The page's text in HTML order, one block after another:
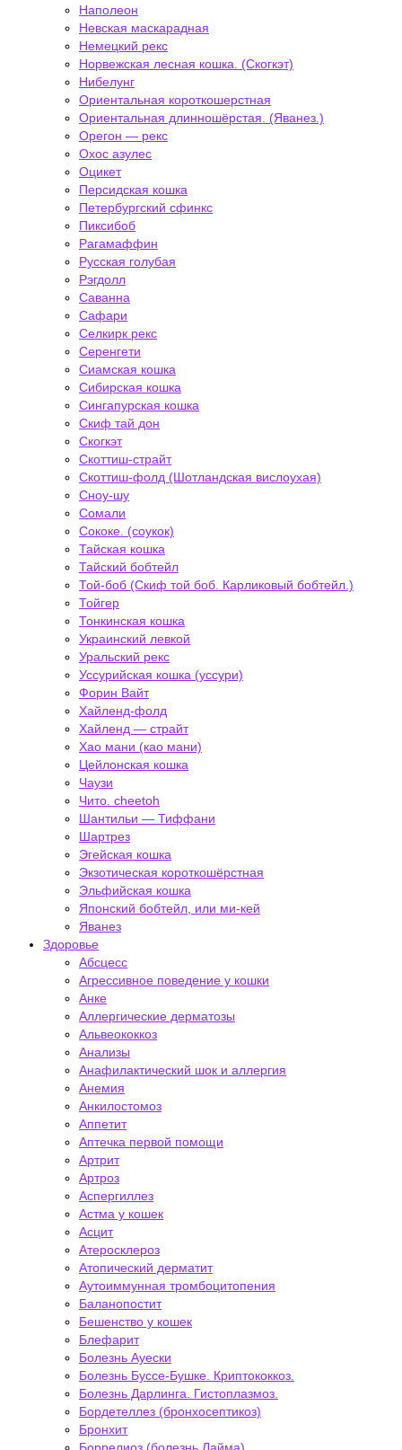
Наполеон
Невская маскарадная
Немецкий рекс
Норвежская лесная кошка. (Скогкэт)
Нибелунг
Ориентальная короткошерстная
Ориентальная длинношёрстая. (Яванез.)
Орегон — рекс
Охос азулес
Оцикет
Персидская кошка
Петербургский сфинкс
Пиксибоб
Рагамаффин
Русская голубая
Рэгдолл
Саванна
Сафари
Селкирк рекс
Серенгети
Сиамская кошка
Сибирская кошка
Сингапурская кошка
Скиф тай дон
Скогкэт
Скоттиш-страйт
Скоттиш-фолд (Шотландская вислоухая)
Сноу-шу
Сомали
Сококе. (соукок)
Тайская кошка
Тайский бобтейл
Той-боб (Скиф той боб. Карликовый бобтейл.)
Тойгер
Тонкинская кошка
Украинский левкой
Уральский рекс
Уссурийская кошка (уссури)
Форин Вайт
Хайленд-фолд
Хайленд — страйт
Хао мани (као мани)
Цейлонская кошка
Чаузи
Чито. cheetoh
Шантильи — Тиффани
Шартрез
Эгейская кошка
Экзотическая короткошёрстная
Эльфийская кошка
Японский бобтейл, или ми-кей
Яванез
Здоровье
Абсцесс
Агрессивное поведение у кошки
Анке
Аллергические дерматозы
Альвеококкоз
Анализы
Анафилактический шок и аллергия
Анемия
Анкилостомоз
Аппетит
Аптечка первой помощи
Артрит
Артроз
Аспергиллез
Астма у кошек
Асцит
Атеросклероз
Атопический дерматит
Аутоиммунная тромбоцитопения
Баланопостит
Бешенство у кошек
Блефарит
Болезнь Ауески
Болезнь Буссе-Бушке. Криптококкоз.
Болезнь Дарлинга. Гистоплазмоз.
Бордетеллез (бронхосептикоз)
Бронхит